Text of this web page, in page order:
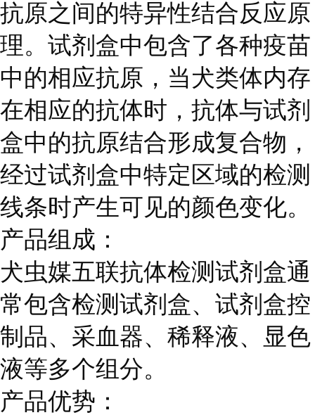
抗原之间的特异性结合反应原
理。试剂盒中包含了各种疫苗
中的相应抗原，当犬类体内存
在相应的抗体时，抗体与试剂
盒中的抗原结合形成复合物，
经过试剂盒中特定区域的检测
线条时产生可见的颜色变化。
产品组成：
犬虫媒五联抗体检测试剂盒通
常包含检测试剂盒、试剂盒控
制品、采血器、稀释液、显色
液等多个组分。
产品优势：